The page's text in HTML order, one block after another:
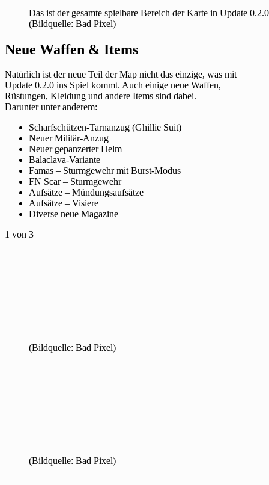
Das ist der gesamte spielbare Bereich der Karte in Update
(Bildquelle: Bad Pixel)
Neue Waffen & Items
Natürlich ist der neue Teil der Map nicht das einzige, was mit
Update 0.2.0 ins Spiel kommt. Auch einige neue Waffen,
Rüstungen, Kleidung und andere Items sind dabei.
Darunter unter anderem:
Scharfschützen-Tarnanzug (Ghillie Suit)
Neuer Militär-Anzug
Neuer gepanzerter Helm
Balaclava-Variante
Famas – Sturmgewehr mit Burst-Modus
FN Scar – Sturmgewehr
Aufsätze – Mündungsaufsätze
Aufsätze – Visiere
Diverse neue Magazine
1 von 3
(Bildquelle: Bad Pixel)
(Bildquelle: Bad Pixel)